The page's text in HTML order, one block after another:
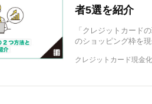
者5選を紹介
「クレジットカード
のショッピング枠を
クレジットカード現金化